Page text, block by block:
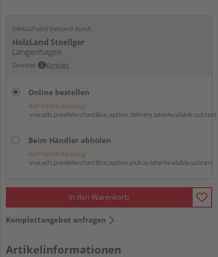
Verkauf und Versand durch:
HolzLand Stoellger
Langenhagen
Services Kontakt
Online bestellen
Auf Vorbestellung:
vue.ads.priceMerchantBox.option.delivery.laterAvailable.subtext
Beim Händler abholen
Auf Vorbestellung:
vue.ads.priceMerchantBox.option.pickup.laterAvailable.subtext
In den Warenkorb
Komplettangebot anfragen
Artikelinformationen